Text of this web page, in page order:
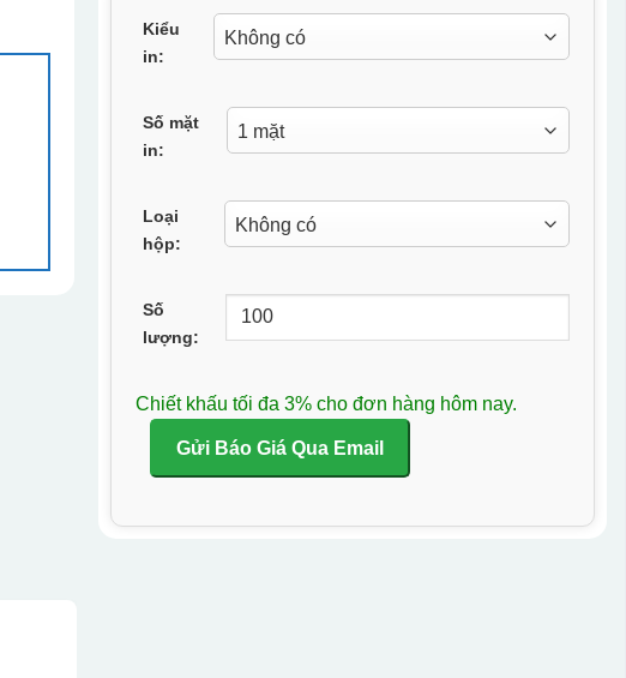
Kiểu
in:
Số mặt
in:
Loại
hộp:
Số
lượng:
Chiết khấu tối đa 3% cho đơn hàng hôm nay.
Gửi Báo Giá Qua Email